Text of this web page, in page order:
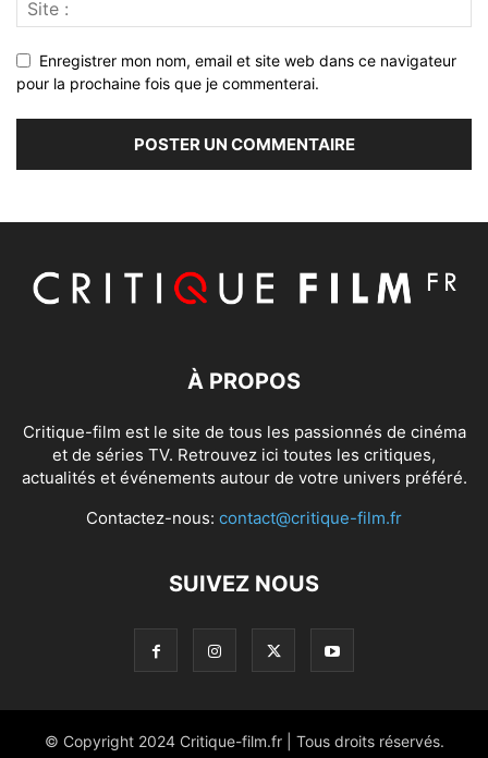
Enregistrer mon nom, email et site web dans ce navigateur
pour la prochaine fois que je commenterai.
À PROPOS
Critique-film est le site de tous les passionnés de cinéma
et de séries TV. Retrouvez ici toutes les critiques,
actualités et événements autour de votre univers préféré.
Contactez-nous: contact@critique-film.fr
SUIVEZ NOUS
© Copyright 2024 Critique-film.fr | Tous droits réservés.